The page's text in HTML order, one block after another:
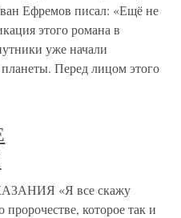
Ефремов писал: «Ещё не
этого романа в
уже начали
Перед лицом этого
«Я все скажу
которое так и